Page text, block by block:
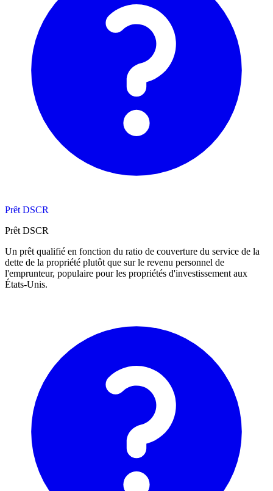
Prêt DSCR
Prêt DSCR
Un prêt qualifié en fonction du ratio de couverture du service de la
dette de la propriété plutôt que sur le revenu personnel de
l'emprunteur, populaire pour les propriétés d'investissement aux
États-Unis.